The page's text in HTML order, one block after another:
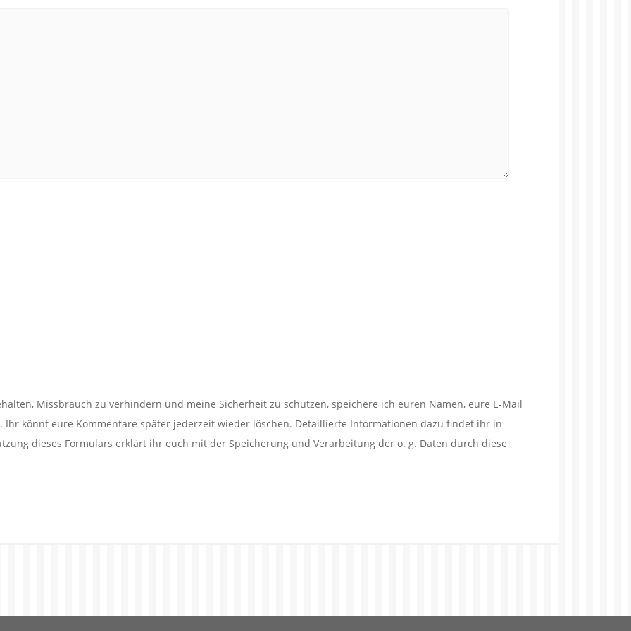
Missbrauch zu verhindern und meine Sicherheit zu schützen, speichere ich euren Namen, eure E-Mail
Ihr könnt eure Kommentare später jederzeit wieder löschen. Detaillierte Informationen dazu findet ihr in
dieses Formulars erklärt ihr euch mit der Speicherung und Verarbeitung der o. g. Daten durch diese